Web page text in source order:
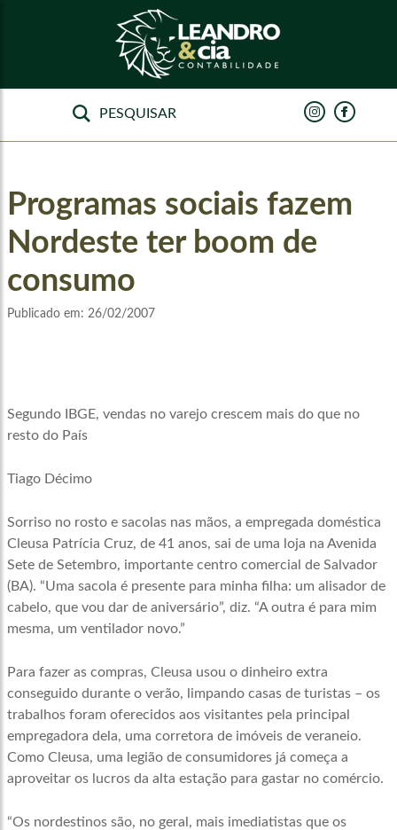
Programas sociais fazem
Nordeste ter boom de
consumo
Publicado em: 26/02/2007
Segundo IBGE, vendas no varejo crescem mais do que no
resto do País
Tiago Décimo
Sorriso no rosto e sacolas nas mãos, a empregada doméstica
Cleusa Patrícia Cruz, de 41 anos, sai de uma loja na Avenida
Sete de Setembro, importante centro comercial de Salvador
(BA). “Uma sacola é presente para minha filha: um alisador de
cabelo, que vou dar de aniversário”, diz. “A outra é para mim
mesma, um ventilador novo.”
Para fazer as compras, Cleusa usou o dinheiro extra
conseguido durante o verão, limpando casas de turistas – os
trabalhos foram oferecidos aos visitantes pela principal
empregadora dela, uma corretora de imóveis de veraneio.
Como Cleusa, uma legião de consumidores já começa a
aproveitar os lucros da alta estação para gastar no comércio.
“Os nordestinos são, no geral, mais imediatistas que os